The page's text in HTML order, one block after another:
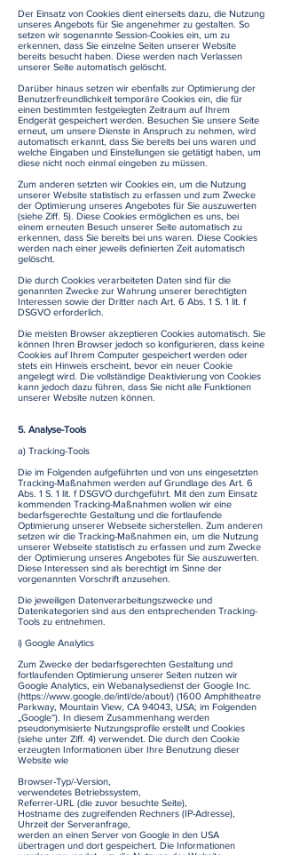
Der Einsatz von Cookies dient einerseits dazu, die Nutzung
unseres Angebots für Sie angenehmer zu gestalten. So
setzen wir sogenannte Session-Cookies ein, um zu
erkennen, dass Sie einzelne Seiten unserer Website
bereits besucht haben. Diese werden nach Verlassen
unserer Seite automatisch gelöscht.
Darüber hinaus setzen wir ebenfalls zur Optimierung der
Benutzerfreundlichkeit temporäre Cookies ein, die für
einen bestimmten festgelegten Zeitraum auf Ihrem
Endgerät gespeichert werden. Besuchen Sie unsere Seite
erneut, um unsere Dienste in Anspruch zu nehmen, wird
automatisch erkannt, dass Sie bereits bei uns waren und
welche Eingaben und Einstellungen sie getätigt haben, um
diese nicht noch einmal eingeben zu müssen.
Zum anderen setzten wir Cookies ein, um die Nutzung
unserer Website statistisch zu erfassen und zum Zwecke
der Optimierung unseres Angebotes für Sie auszuwerten
(siehe Ziff. 5). Diese Cookies ermöglichen es uns, bei
einem erneuten Besuch unserer Seite automatisch zu
erkennen, dass Sie bereits bei uns waren. Diese Cookies
werden nach einer jeweils definierten Zeit automatisch
gelöscht.
Die durch Cookies verarbeiteten Daten sind für die
genannten Zwecke zur Wahrung unserer berechtigten
Interessen sowie der Dritter nach Art. 6 Abs. 1 S. 1 lit. f
DSGVO erforderlich.
Die meisten Browser akzeptieren Cookies automatisch. Sie
können Ihren Browser jedoch so konfigurieren, dass keine
Cookies auf Ihrem Computer gespeichert werden oder
stets ein Hinweis erscheint, bevor ein neuer Cookie
angelegt wird. Die vollständige Deaktivierung von Cookies
kann jedoch dazu führen, dass Sie nicht alle Funktionen
unserer Website nutzen können.
5. Analyse-Tools
a) Tracking-Tools
Die im Folgenden aufgeführten und von uns eingesetzten
Tracking-Maßnahmen werden auf Grundlage des Art. 6
Abs. 1 S. 1 lit. f DSGVO durchgeführt. Mit den zum Einsatz
kommenden Tracking-Maßnahmen wollen wir eine
bedarfsgerechte Gestaltung und die fortlaufende
Optimierung unserer Webseite sicherstellen. Zum anderen
setzen wir die Tracking-Maßnahmen ein, um die Nutzung
unserer Webseite statistisch zu erfassen und zum Zwecke
der Optimierung unseres Angebotes für Sie auszuwerten.
Diese Interessen sind als berechtigt im Sinne der
vorgenannten Vorschrift anzusehen.
Die jeweiligen Datenverarbeitungszwecke und
Datenkategorien sind aus den entsprechenden Tracking-
Tools zu entnehmen.
i) Google Analytics
Zum Zwecke der bedarfsgerechten Gestaltung und
fortlaufenden Optimierung unserer Seiten nutzen wir
Google Analytics, ein Webanalysedienst der Google Inc.
(https://www.google.de/intl/de/about/) (1600 Amphitheatre
Parkway, Mountain View, CA 94043, USA; im Folgenden
„Google“). In diesem Zusammenhang werden
pseudonymisierte Nutzungsprofile erstellt und Cookies
(siehe unter Ziff. 4) verwendet. Die durch den Cookie
erzeugten Informationen über Ihre Benutzung dieser
Website wie
Browser-Typ/-Version,
verwendetes Betriebssystem,
Referrer-URL (die zuvor besuchte Seite),
Hostname des zugreifenden Rechners (IP-Adresse),
Uhrzeit der Serveranfrage,
werden an einen Server von Google in den USA
übertragen und dort gespeichert. Die Informationen